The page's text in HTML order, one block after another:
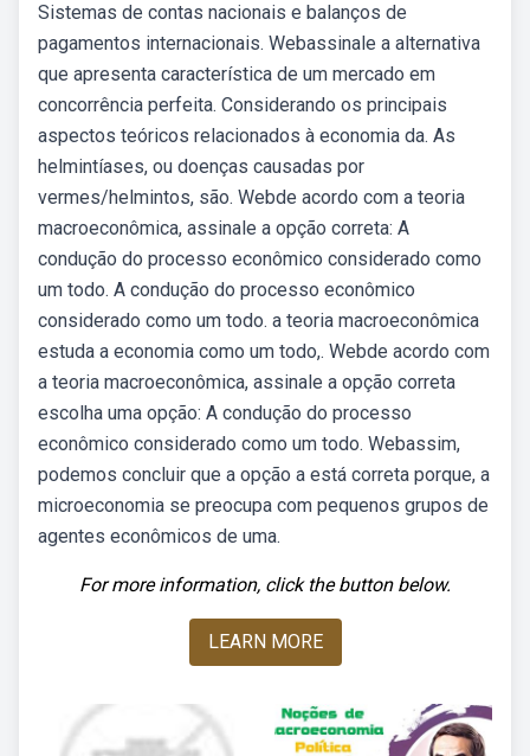
Sistemas de contas nacionais e balanços de
pagamentos internacionais. Webassinale a alternativa
que apresenta característica de um mercado em
concorrência perfeita. Considerando os principais
aspectos teóricos relacionados à economia da. As
helmintíases, ou doenças causadas por
vermes/helmintos, são. Webde acordo com a teoria
macroeconômica, assinale a opção correta: A
condução do processo econômico considerado como
um todo. A condução do processo econômico
considerado como um todo. a teoria macroeconômica
estuda a economia como um todo,. Webde acordo com
a teoria macroeconômica, assinale a opção correta
escolha uma opção: A condução do processo
econômico considerado como um todo. Webassim,
podemos concluir que a opção a está correta porque, a
microeconomia se preocupa com pequenos grupos de
agentes econômicos de uma.
For more information, click the button below.
LEARN MORE